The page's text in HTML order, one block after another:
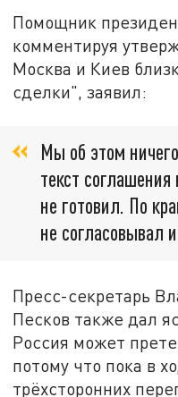
Помощник
комментируя
Москва и Киев
сделки", заявил:
Мы об этом
текст
не готовил. По
не согласовывал
Пресс-секретарь
Песков также дал
Россия может
потому что пока в
трёхсторонних